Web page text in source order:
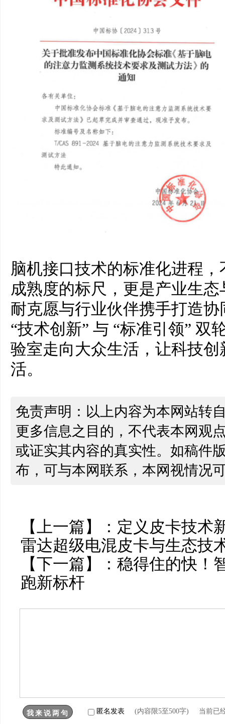
脑机接口技术的标准化进程
成熟度的标尺，更是产业生
耐克愿与行业伙伴携手打造
“技术创新” 与 “标准引领” 双
验室走向大众生活，让科技
活。
免责声明：以上内容为本网站转
更多信息之目的，不代表本网观
或证实其内容的真实性。如稿件
布，可与本网联系，本网视情况
【上一篇】： 定义皮卡技术
雷达超级电混皮卡与生态技
【下一篇】： 稳得住的快！
跑新标杆
匿名发表 (内容限5至500字) 当前已